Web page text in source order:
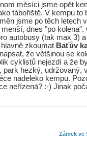
měsíci jsme opět
tábořiště. V kempu to
jsme po těch letech
dnes "po
autobusy (tak max 3)
zkoumat Baťův
že většinou se
cyklistů nejezdí a že
park hezký, udržovaný,
nadeleko kempu.
neřízená? :-) Jinak
Zámek ve